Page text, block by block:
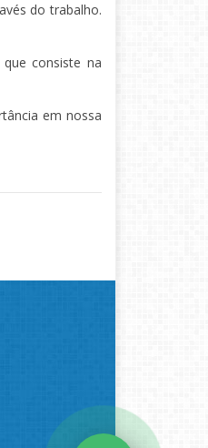
do trabalho.
consiste na
em nossa